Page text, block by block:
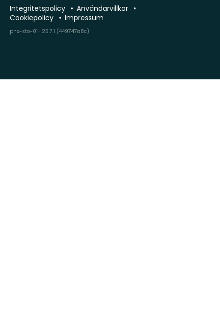
Integritetspolicy
Användarvillkor
Cookiepolicy
Impressum
phx-sto-01 · 26.7.1 (449747a8c)